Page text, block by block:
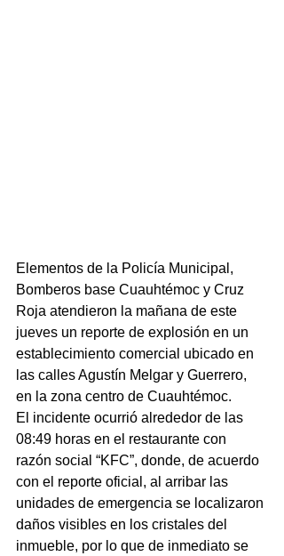
Elementos de la Policía Municipal,
Bomberos base Cuauhtémoc y Cruz
Roja atendieron la mañana de este
jueves un reporte de explosión en un
establecimiento comercial ubicado en
las calles Agustín Melgar y Guerrero,
en la zona centro de Cuauhtémoc.
El incidente ocurrió alrededor de las
08:49 horas en el restaurante con
razón social “KFC”, donde, de acuerdo
con el reporte oficial, al arribar las
unidades de emergencia se localizaron
daños visibles en los cristales del
inmueble, por lo que de inmediato se